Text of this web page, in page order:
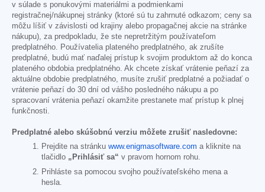
v súlade s ponukovými materiálmi a podmienkami
registračnej/nákupnej stránky (ktoré sú tu zahrnuté odkazom; ceny sa
môžu líšiť v závislosti od krajiny alebo propagačnej akcie na stránke
nákupu), za predpokladu, že ste nepretržitým používateľom
predplatného. Používatelia plateného predplatného, ak zrušíte
predplatné, budú mať naďalej prístup k svojim produktom až do konca
plateného obdobia predplatného. Ak chcete získať vrátenie peňazí za
aktuálne obdobie predplatného, musíte zrušiť predplatné a požiadať o
vrátenie peňazí do 30 dní od vášho posledného nákupu a po
spracovaní vrátenia peňazí okamžite prestanete mať prístup k plnej
funkčnosti.
Predplatné alebo skúšobnú verziu môžete zrušiť nasledovne:
Prejdite na stránku www.enigmasoftware.com a kliknite na
tlačidlo „Prihlásiť sa“ v pravom hornom rohu.
Prihláste sa pomocou svojho používateľského mena a
hesla.